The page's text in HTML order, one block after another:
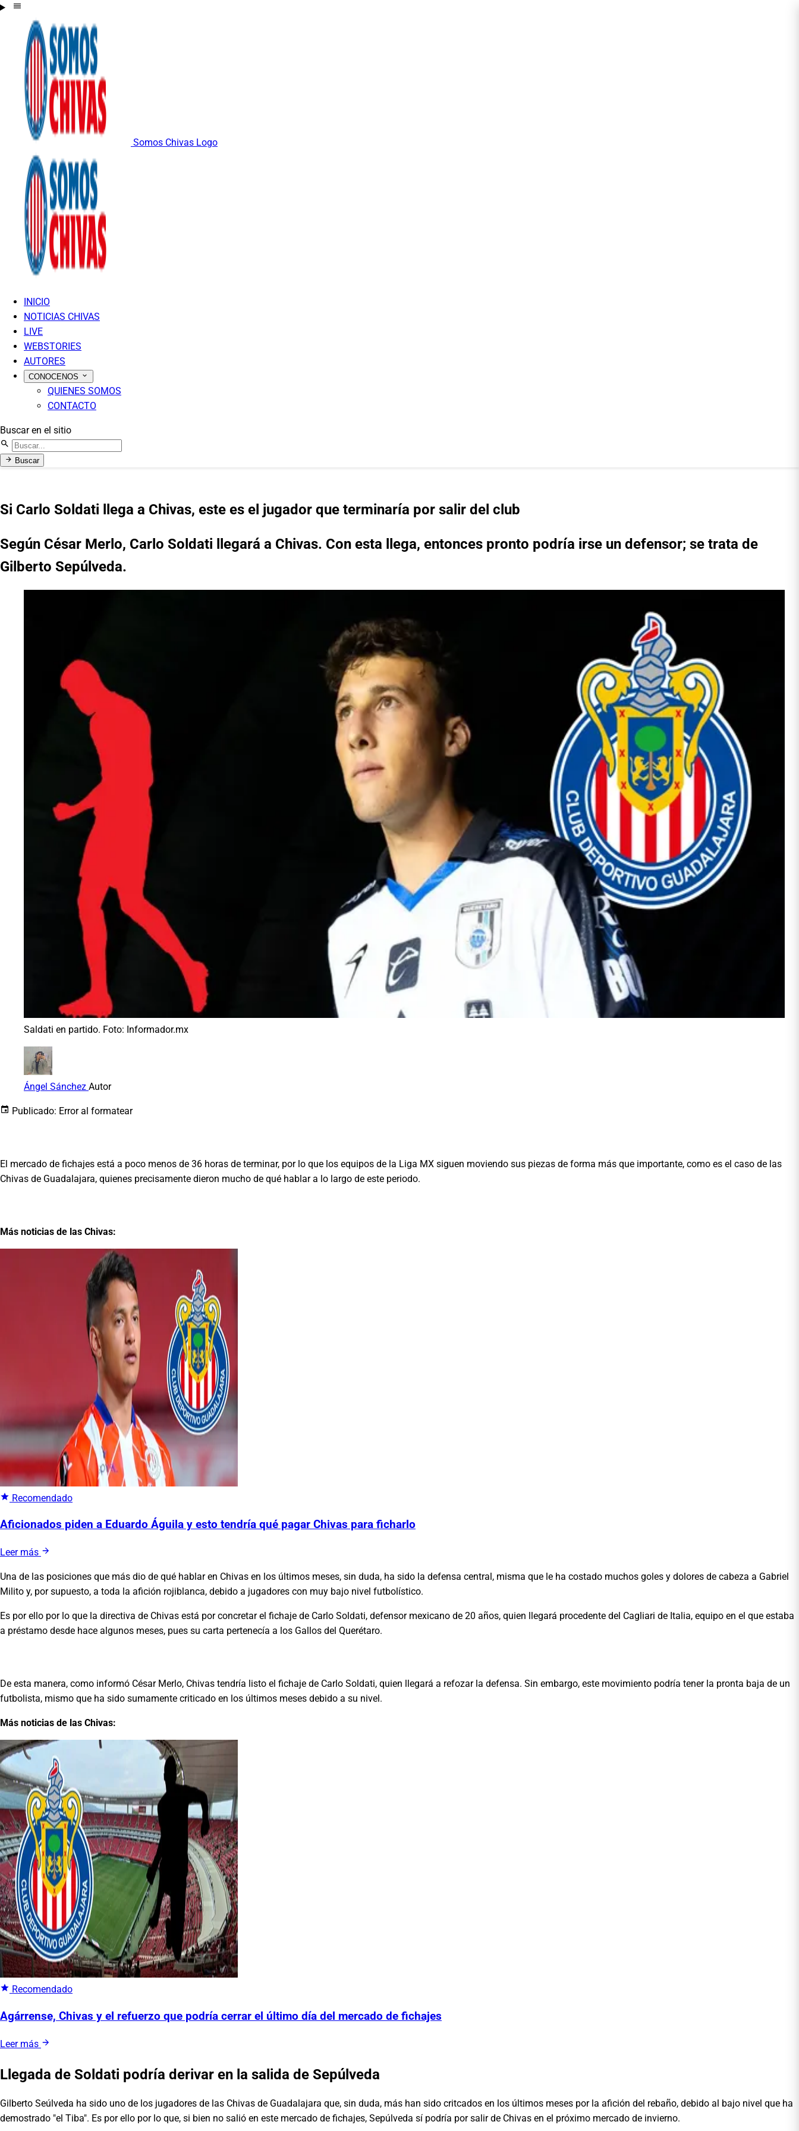
Somos Chivas Logo
INICIO
NOTICIAS CHIVAS
LIVE
WEBSTORIES
AUTORES
CONOCENOS
QUIENES SOMOS
CONTACTO
Buscar en el sitio
Buscar
Si Carlo Soldati llega a Chivas, este es el jugador que terminaría por salir del club
Según César Merlo, Carlo Soldati llegará a Chivas. Con esta llega, entonces pronto podría irse un defensor; se trata de
Gilberto Sepúlveda.
Saldati en partido. Foto: Informador.mx
Ángel Sánchez Autor
Publicado: Error al formatear
El mercado de fichajes está a poco menos de 36 horas de terminar, por lo que los equipos de la Liga MX siguen moviendo sus piezas de forma más que importante, como es el caso de las
Chivas de Guadalajara, quienes precisamente dieron mucho de qué hablar a lo largo de este periodo.
Más noticias de las Chivas:
Recomendado
Aficionados piden a Eduardo Águila y esto tendría qué pagar Chivas para ficharlo
Leer más
Una de las posiciones que más dio de qué hablar en Chivas en los últimos meses, sin duda, ha sido la defensa central, misma que le ha costado muchos goles y dolores de cabeza a Gabriel
Milito y, por supuesto, a toda la afición rojiblanca, debido a jugadores con muy bajo nivel futbolístico.
Es por ello por lo que la directiva de Chivas está por concretar el fichaje de Carlo Soldati, defensor mexicano de 20 años, quien llegará procedente del Cagliari de Italia, equipo en el que estaba
a préstamo desde hace algunos meses, pues su carta pertenecía a los Gallos del Querétaro.
De esta manera, como informó César Merlo, Chivas tendría listo el fichaje de Carlo Soldati, quien llegará a refozar la defensa. Sin embargo, este movimiento podría tener la pronta baja de un
futbolista, mismo que ha sido sumamente criticado en los últimos meses debido a su nivel.
Más noticias de las Chivas:
Recomendado
Agárrense, Chivas y el refuerzo que podría cerrar el último día del mercado de fichajes
Leer más
Llegada de Soldati podría derivar en la salida de Sepúlveda
Gilberto Seúlveda ha sido uno de los jugadores de las Chivas de Guadalajara que, sin duda, más han sido critcados en los últimos meses por la afición del rebaño, debido al bajo nivel que ha
demostrado "el Tiba". Es por ello por lo que, si bien no salió en este mercado de fichajes, Sepúlveda sí podría por salir de Chivas en el próximo mercado de invierno.